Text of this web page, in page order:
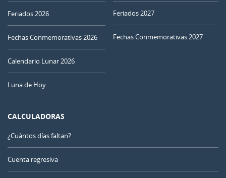
Feriados 2026
Fechas Conmemorativas 2026
Calendario Lunar 2026
Luna de Hoy
Feriados 2027
Fechas Conmemorativas 2027
CALCULADORAS
¿Cuántos días faltan?
Cuenta regresiva